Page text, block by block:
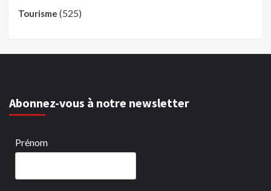
Tourisme (525)
Abonnez-vous à notre newsletter
Prénom